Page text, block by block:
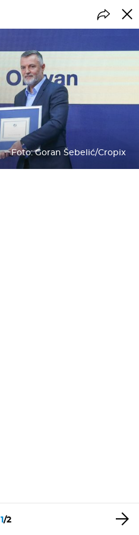
Foto: Goran Šebelić/Cropix
1/2